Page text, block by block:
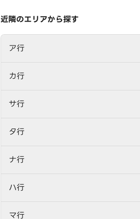
近隣のエリアから探す
ア行
カ行
サ行
タ行
ナ行
ハ行
マ行